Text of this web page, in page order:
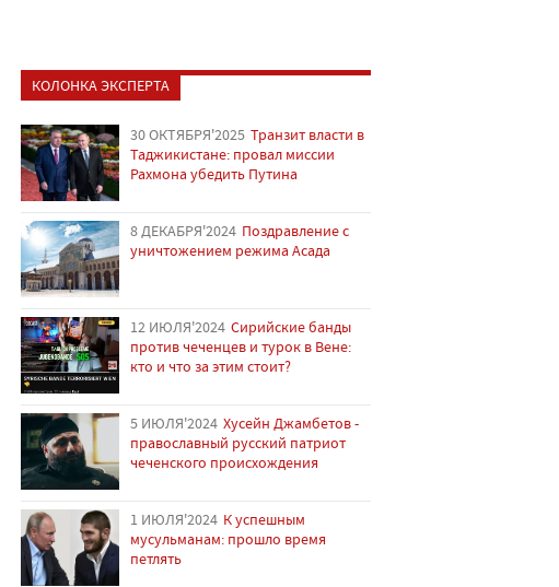
КОЛОНКА ЭКСПЕРТА
30 ОКТЯБРЯ'2025 Транзит власти в
Таджикистане: провал миссии
Рахмона убедить Путина
8 ДЕКАБРЯ'2024 Поздравление с
уничтожением режима Асада
12 ИЮЛЯ'2024 Сирийские банды
против чеченцев и турок в Вене:
кто и что за этим стоит?
5 ИЮЛЯ'2024 Хусейн Джамбетов -
православный русский патриот
чеченского происхождения
1 ИЮЛЯ'2024 К успешным
мусульманам: прошло время
петлять